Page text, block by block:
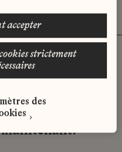
trouvé d'offre
à votre profil ?
votre candidature
maintenant.
accepter
des